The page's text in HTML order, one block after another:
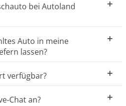
bei Autoland
Auto in meine
lassen?
verfügbar?
Chat an?